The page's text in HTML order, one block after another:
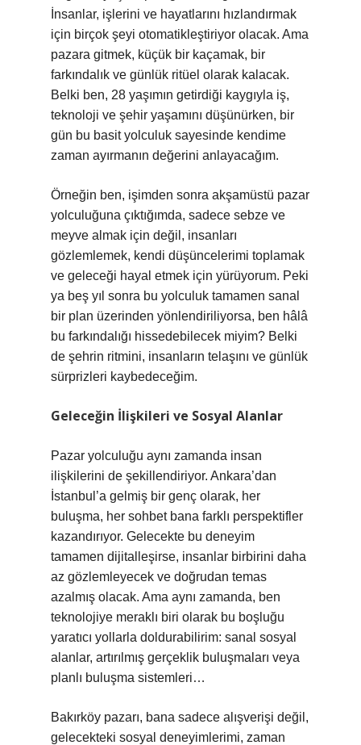
İnsanlar, işlerini ve hayatlarını hızlandırmak
için birçok şeyi otomatikleştiriyor olacak. Ama
pazara gitmek, küçük bir kaçamak, bir
farkındalık ve günlük ritüel olarak kalacak.
Belki ben, 28 yaşımın getirdiği kaygıyla iş,
teknoloji ve şehir yaşamını düşünürken, bir
gün bu basit yolculuk sayesinde kendime
zaman ayırmanın değerini anlayacağım.
Örneğin ben, işimden sonra akşamüstü pazar
yolculuğuna çıktığımda, sadece sebze ve
meyve almak için değil, insanları
gözlemlemek, kendi düşüncelerimi toplamak
ve geleceği hayal etmek için yürüyorum. Peki
ya beş yıl sonra bu yolculuk tamamen sanal
bir plan üzerinden yönlendiriliyorsa, ben hâlâ
bu farkındalığı hissedebilecek miyim? Belki
de şehrin ritmini, insanların telaşını ve günlük
sürprizleri kaybedeceğim.
Geleceğin İlişkileri ve Sosyal Alanlar
Pazar yolculuğu aynı zamanda insan
ilişkilerini de şekillendiriyor. Ankara’dan
İstanbul’a gelmiş bir genç olarak, her
buluşma, her sohbet bana farklı perspektifler
kazandırıyor. Gelecekte bu deneyim
tamamen dijitalleşirse, insanlar birbirini daha
az gözlemleyecek ve doğrudan temas
azalmış olacak. Ama aynı zamanda, ben
teknolojiye meraklı biri olarak bu boşluğu
yaratıcı yollarla doldurabilirim: sanal sosyal
alanlar, artırılmış gerçeklik buluşmaları veya
planlı buluşma sistemleri…
Bakırköy pazarı, bana sadece alışverişi değil,
gelecekteki sosyal deneyimlerimi, zaman